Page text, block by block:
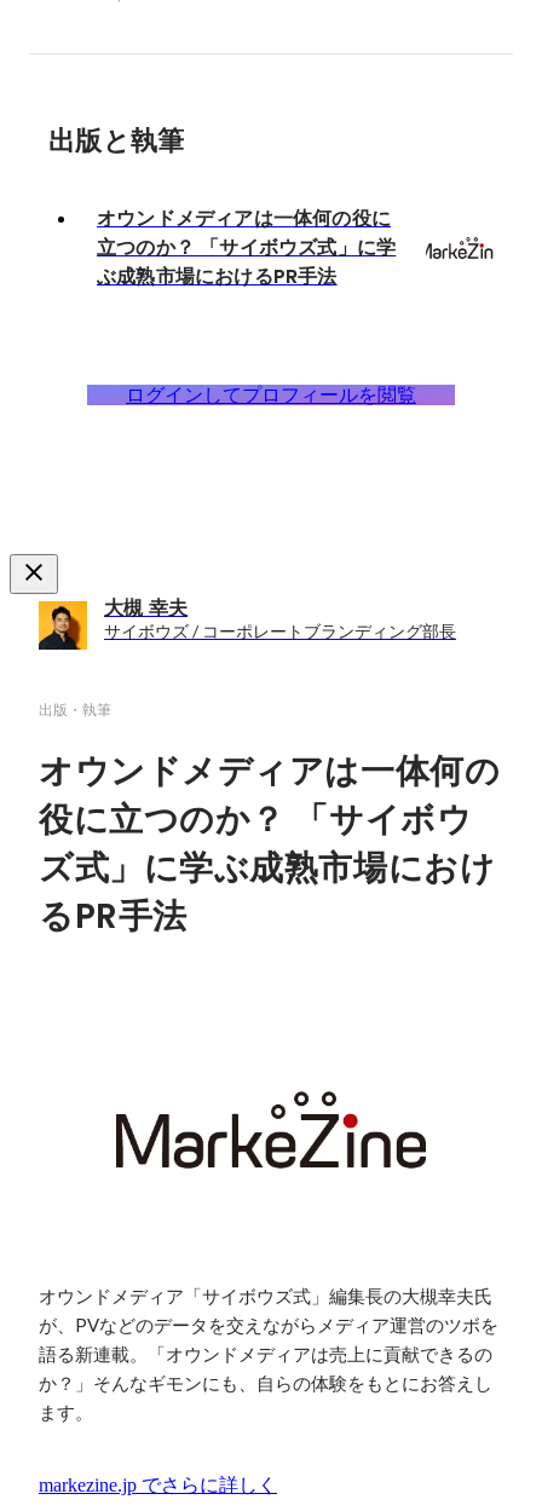
出版と執筆
オウンドメディアは一体何の役に
立つのか？ 「サイボウズ式」に学
ぶ成熟市場におけるPR手法
ログインしてプロフィールを閲覧
大槻 幸夫
サイボウズ / コーポレートブランディング部長
出版・執筆
オウンドメディアは一体何の
役に立つのか？ 「サイボウ
ズ式」に学ぶ成熟市場におけ
るPR手法
オウンドメディア「サイボウズ式」編集長の大槻幸夫氏
が、PVなどのデータを交えながらメディア運営のツボを
語る新連載。「オウンドメディアは売上に貢献できるの
か？」そんなギモンにも、自らの体験をもとにお答えし
ます。
markezine.jp でさらに詳しく